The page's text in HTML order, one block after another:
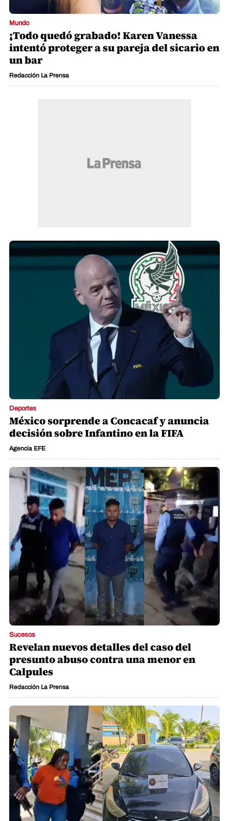
Mundo
¡Todo quedó grabado! Karen Vanessa
intentó proteger a su pareja del sicario en
un bar
Redacción La Prensa
Deportes
México sorprende a Concacaf y anuncia
decisión sobre Infantino en la FIFA
Agencia EFE
Sucesos
Revelan nuevos detalles del caso del
presunto abuso contra una menor en
Calpules
Redacción La Prensa